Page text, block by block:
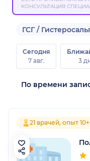
КОНСУЛЬТАЦИЯ
ГСГ /
Сегодня
7 авг.
3
21 врачей, опыт